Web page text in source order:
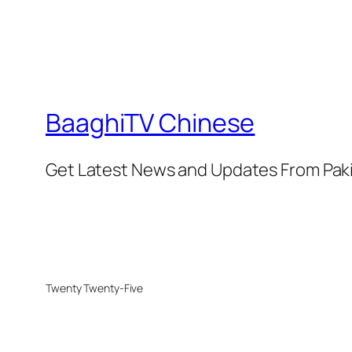
BaaghiTV Chinese
Get Latest News and Updates From
Twenty Twenty-Five